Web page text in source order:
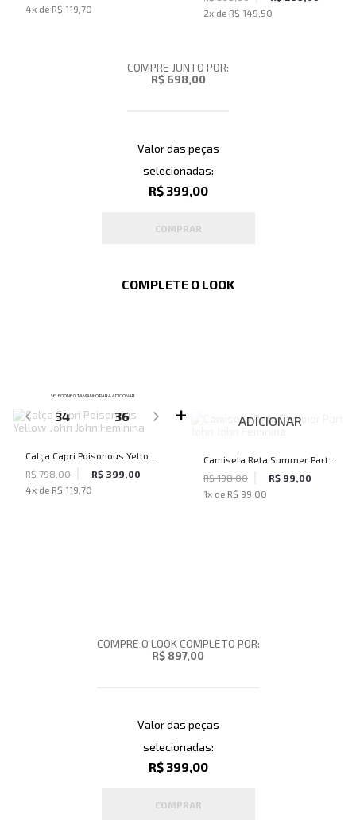
4x de R$ 119,70
2x de R$ 149,50
COMPRE JUNTO POR:
R$ 698,00
Valor das peças
selecionadas:
R$ 399,00
COMPRAR
COMPLETE O LOOK
SELECIONE O TAMANHO PARA ADICIONAR
34 36
Calça Capri Poisonous Yellow
John John Feminina
R$ 798,00
R$ 399,00
4x de R$ 119,70
ADICIONAR
Camiseta Reta Summer Party
John John Feminina
R$ 198,00
R$ 99,00
1x de R$ 99,00
COMPRE O LOOK COMPLETO POR:
R$ 897,00
Valor das peças
selecionadas:
R$ 399,00
COMPRAR